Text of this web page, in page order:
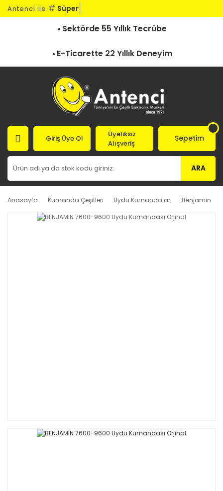
Antenci ile # Süper
Sektörde 55 Yıllık Tecrübe
E-Ticarette 22 Yıllık Deneyim
ARA
Giriş Üye Ol
Üyeliksiz
Alışveriş
Sepetim
Anasayfa Kumanda Çeşitleri Uydu Kumandaları Benjamin